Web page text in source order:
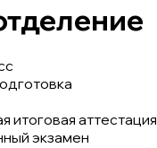
итоговая аттестация
экзамен